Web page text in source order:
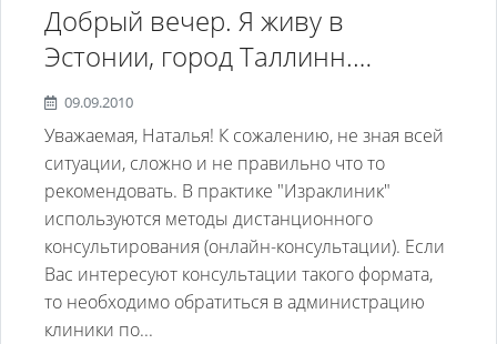
Добрый вечер. Я живу в
Эстонии, город Таллинн.
Приехать к вам на лечение не
смогу. Дорого и далеко.
Страдаю общим заболеванием,
депресией и паническими
страхами иногда мучает
бессоница. Может быть вы
дадите мне консультацию как
09.09.2010
Уважаемая, Наталья! К сожалению, не зная всей
ситуации, сложно и не правильно что то
рекомендовать. В практике "Израклиник"
используются методы дистанционного
консультирования (онлайн-консультации). Если
Вас интересуют консультации такого формата,
то необходимо обратиться в администрацию
клиники по...